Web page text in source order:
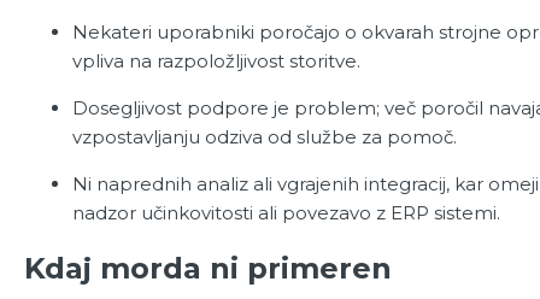
Nekateri uporabniki poročajo o okvarah strojne
vpliva na razpoložljivost storitve.
Dosegljivost podpore je problem; več poročil
vzpostavljanju odziva od službe za pomoč.
Ni naprednih analiz ali vgrajenih integracij, kar
nadzor učinkovitosti ali povezavo z ERP sistemi.
Kdaj morda ni primeren